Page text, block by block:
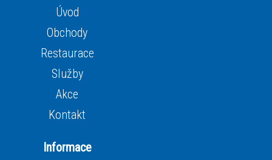
Úvod
Obchody
Restaurace
Služby
Akce
Kontakt
Informace